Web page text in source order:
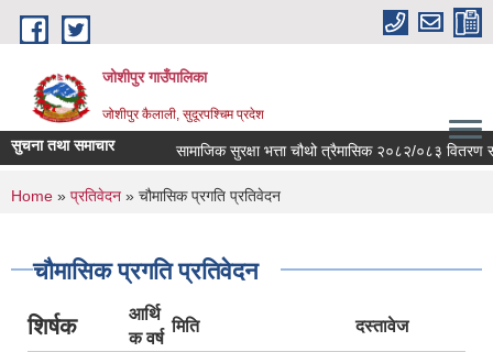
Skip to main content
जोशीपुर गाउँपालिका
जोशीपुर कैलाली, सुदूरपश्चिम प्रदेश
सुचना तथा समाचार सामाजिक सुरक्षा भत्ता चौथो त्रैमासिक २०८२/०८३ वितरण
You are here
Home » प्रतिवेदन » चौमासिक प्रगति प्रतिवेदन
चौमासिक प्रगति प्रतिवेदन
शिर्षक
आर्थि
क वर्ष
मिति दस्तावेज